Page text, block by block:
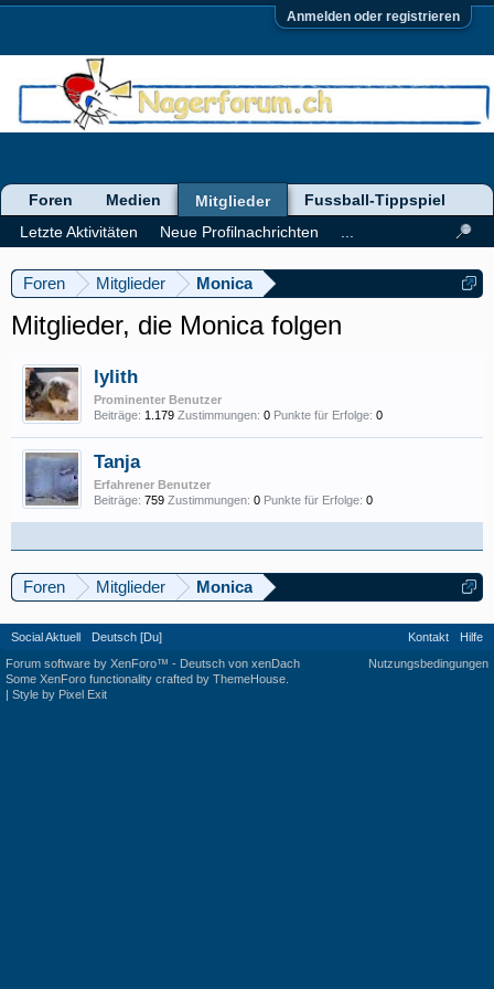
Anmelden oder registrieren
Foren Mitglieder Monica
Mitglieder, die Monica folgen
lylith
Prominenter Benutzer
Beiträge: 1.179 Zustimmungen: 0 Punkte für Erfolge: 0
Tanja
Erfahrener Benutzer
Beiträge: 759 Zustimmungen: 0 Punkte für Erfolge: 0
Foren Mitglieder Monica
Foren Medien
Mitglieder
Letzte Aktivitäten
Neue Profilnachrichten
Fussball-Tippspiel
Social Aktuell Deutsch [Du] Kontakt
Hilfe
Nutzungsbedingungen
Forum software by XenForo™ - Deutsch von xenDach
Some XenForo functionality crafted by ThemeHouse
| Style by Pixel Exit